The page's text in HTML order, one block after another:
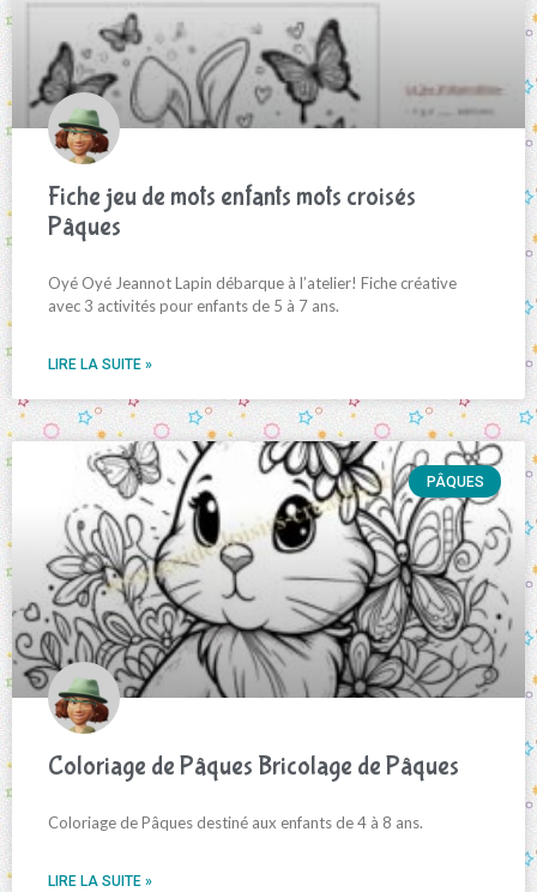
Fiche jeu de mots enfants mots croisés
Pâques
Oyé Oyé Jeannot Lapin débarque à l’atelier! Fiche créative
avec 3 activités pour enfants de 5 à 7 ans.
LIRE LA SUITE »
PÂQUES
Coloriage de Pâques Bricolage de Pâques
Coloriage de Pâques destiné aux enfants de 4 à 8 ans.
LIRE LA SUITE »